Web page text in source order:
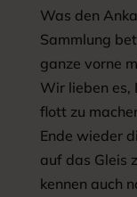
Was den
Sammlung
ganze vorne
Wir lieben es,
flott zu
Ende wieder
auf das Gleis
kennen auch